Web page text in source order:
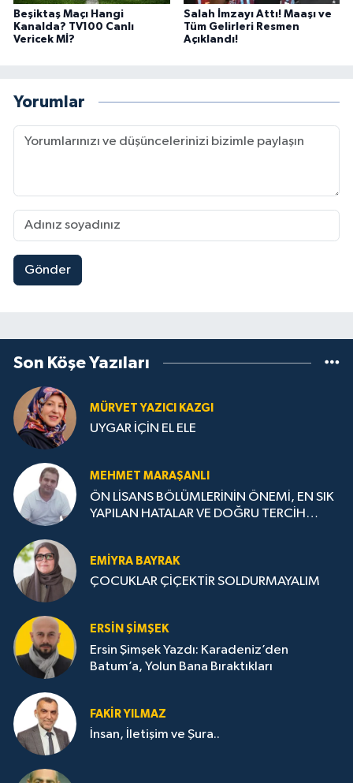
Beşiktaş Maçı Hangi
Kanalda? TV100 Canlı
Vericek Mİ?
Salah İmzayı Attı! Maaşı ve
Tüm Gelirleri Resmen
Açıklandı!
Yorumlar
Gönder
Son Köşe Yazıları
MÜRVET YAZICI KAZGI
UYGAR İÇİN EL ELE
MEHMET MARAŞANLI
ÖN LİSANS BÖLÜMLERİNİN ÖNEMİ, EN SIK
YAPILAN HATALAR VE DOĞRU TERCİH
EMIYRA BAYRAK
ÇOCUKLAR ÇİÇEKTİR SOLDURMAYALIM
ERSIN ŞIMŞEK
Ersin Şimşek Yazdı: Karadeniz’den
Batum’a, Yolun Bana Bıraktıkları
FAKIR YILMAZ
İnsan, İletişim ve Şura..